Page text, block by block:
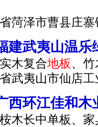
菏泽市曹县庄
建武夷山温乐
实木复合地板、
武夷山市仙店
西环江佳和木
桉木长中单板、